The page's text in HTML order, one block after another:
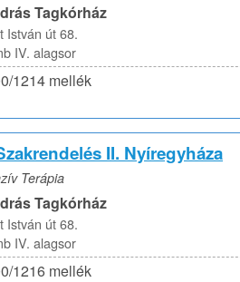
Tagkórház
István út 68.
IV. alagsor
1214 mellék
II. Nyíregyháza
Terápia
Tagkórház
István út 68.
IV. alagsor
1216 mellék